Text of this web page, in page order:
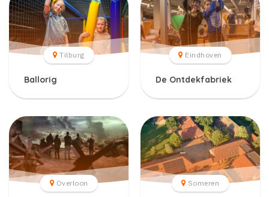
Tilburg
Ballorig
Eindhoven
De Ontdekfabriek
Overloon Someren